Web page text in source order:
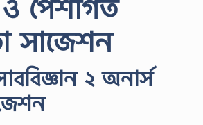
ও পেশাগত
সাজেশন
২ অনার্স